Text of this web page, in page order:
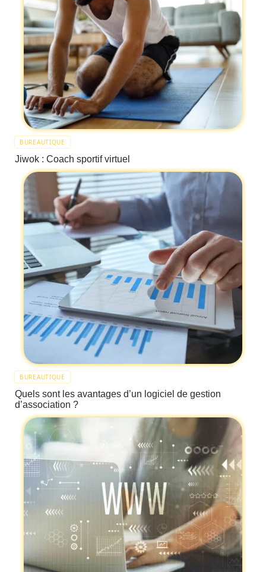
BUREAUTIQUE
Jiwok : Coach sportif virtuel
BUREAUTIQUE
Quels sont les avantages d’un logiciel de gestion
d’association ?